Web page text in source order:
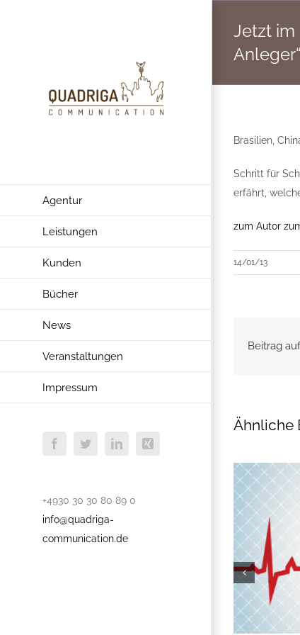
Agentur
Leistungen
Kunden
Bücher
News
Veranstaltungen
Impressum
FacebookTwitterLinkedInXing
+4930 30 30 80 89 0
info@quadriga-
communication.de
Jetzt im
Anleger“
Brasilien,
Schritt für
erfährt,
zum Autor
14/01/13
Beitrag
Ähnliche